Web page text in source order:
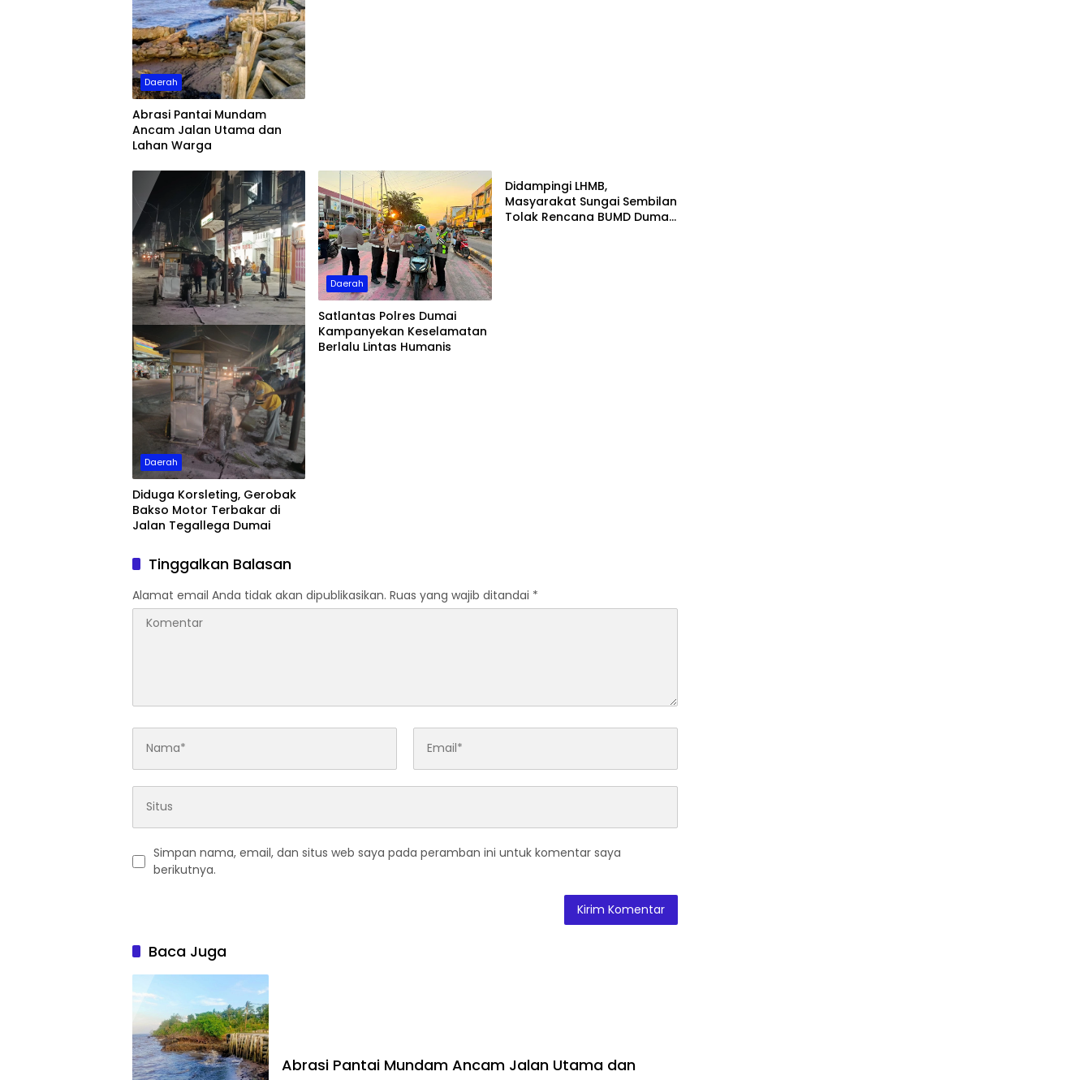
Daerah
Abrasi Pantai Mundam
Ancam Jalan Utama dan
Lahan Warga
Daerah
Diduga Korsleting, Gerobak
Bakso Motor Terbakar di
Jalan Tegallega Dumai
Daerah
Satlantas Polres Dumai
Kampanyekan Keselamatan
Berlalu Lintas Humanis
Didampingi LHMB,
Masyarakat Sungai Sembilan
Tolak Rencana BUMD Dumai
Tinggalkan Balasan
Alamat email Anda tidak akan dipublikasikan. Ruas yang wajib ditandai *
Simpan nama, email, dan situs web saya pada peramban ini untuk komentar saya
berikutnya.
Baca Juga
Abrasi Pantai Mundam Ancam Jalan Utama dan